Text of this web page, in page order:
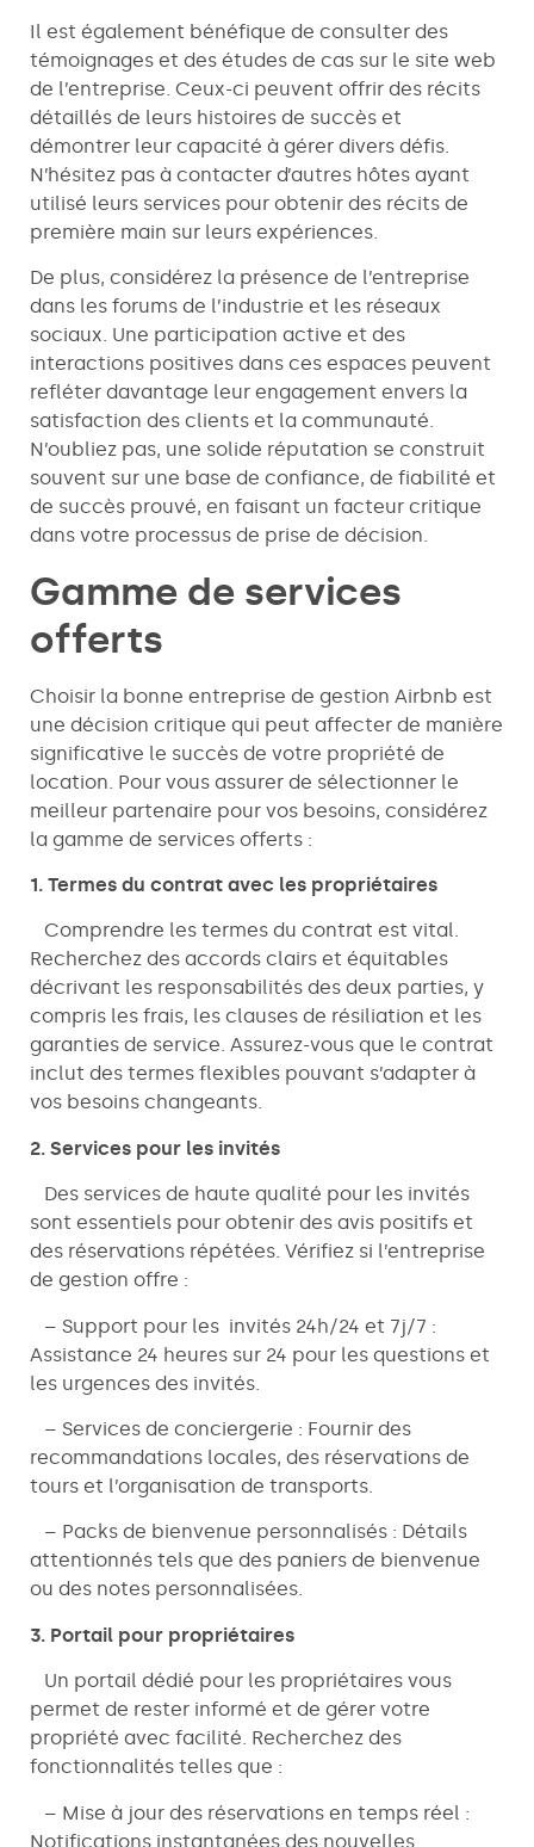
Il est également bénéfique de consulter des
témoignages et des études de cas sur le site web
de l’entreprise. Ceux-ci peuvent offrir des récits
détaillés de leurs histoires de succès et
démontrer leur capacité à gérer divers défis.
N’hésitez pas à contacter d’autres hôtes ayant
utilisé leurs services pour obtenir des récits de
première main sur leurs expériences.
De plus, considérez la présence de l’entreprise
dans les forums de l’industrie et les réseaux
sociaux. Une participation active et des
interactions positives dans ces espaces peuvent
refléter davantage leur engagement envers la
satisfaction des clients et la communauté.
N’oubliez pas, une solide réputation se construit
souvent sur une base de confiance, de fiabilité et
de succès prouvé, en faisant un facteur critique
dans votre processus de prise de décision.
Gamme de services
offerts
Choisir la bonne entreprise de gestion Airbnb est
une décision critique qui peut affecter de manière
significative le succès de votre propriété de
location. Pour vous assurer de sélectionner le
meilleur partenaire pour vos besoins, considérez
la gamme de services offerts :
1. Termes du contrat avec les propriétaires
Comprendre les termes du contrat est vital.
Recherchez des accords clairs et équitables
décrivant les responsabilités des deux parties, y
compris les frais, les clauses de résiliation et les
garanties de service. Assurez-vous que le contrat
inclut des termes flexibles pouvant s’adapter à
vos besoins changeants.
2. Services pour les invités
Des services de haute qualité pour les invités
sont essentiels pour obtenir des avis positifs et
des réservations répétées. Vérifiez si l’entreprise
de gestion offre :
– Support pour les invités 24h/24 et 7j/7 :
Assistance 24 heures sur 24 pour les questions et
les urgences des invités.
– Services de conciergerie : Fournir des
recommandations locales, des réservations de
tours et l’organisation de transports.
– Packs de bienvenue personnalisés : Détails
attentionnés tels que des paniers de bienvenue
ou des notes personnalisées.
3. Portail pour propriétaires
Un portail dédié pour les propriétaires vous
permet de rester informé et de gérer votre
propriété avec facilité. Recherchez des
fonctionnalités telles que :
– Mise à jour des réservations en temps réel :
Notifications instantanées des nouvelles